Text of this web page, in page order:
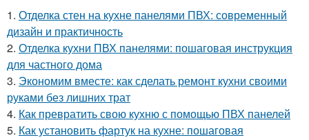
1. Отделка стен на кухне панелями ПВХ: современный
дизайн и практичность
2. Отделка кухни ПВХ панелями: пошаговая инструкция
для частного дома
3. Экономим вместе: как сделать ремонт кухни своими
руками без лишних трат
4. Как превратить свою кухню с помощью ПВХ панелей
5. Как установить фартук на кухне: пошаговая